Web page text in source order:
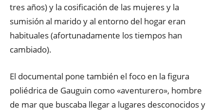
tres años) y la cosificación de las mujeres y la
sumisión al marido y al entorno del hogar eran
habituales (afortunadamente los tiempos han
cambiado).
El documental pone también el foco en la figura
poliédrica de Gauguin como «aventurero», hombre
de mar que buscaba llegar a lugares desconocidos y